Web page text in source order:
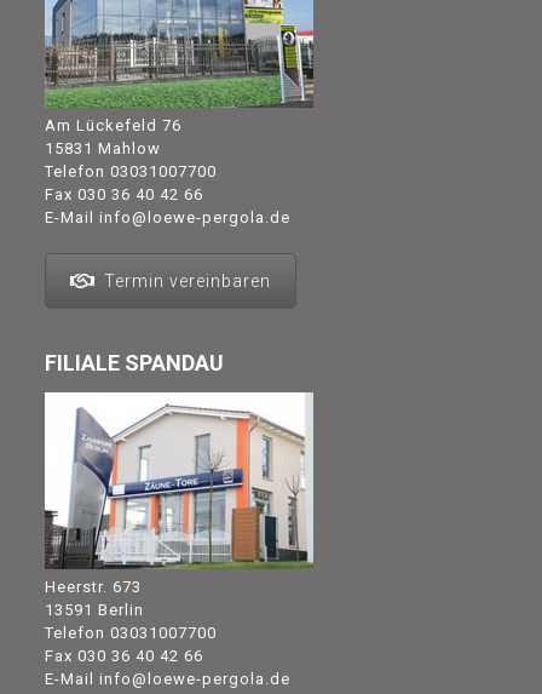
Am Lückefeld 76
15831 Mahlow
Telefon 03031007700
Fax 030 36 40 42 66
E-Mail info@loewe-pergola.de
Termin vereinbaren
FILIALE SPANDAU
Heerstr. 673
13591 Berlin
Telefon 03031007700
Fax 030 36 40 42 66
E-Mail info@loewe-pergola.de